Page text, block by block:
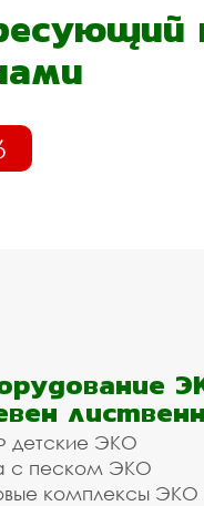
ЭКО
с песком ЭКО
комплексы ЭКО